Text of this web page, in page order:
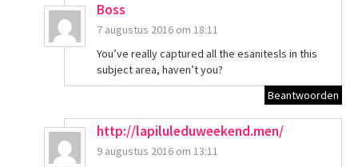
Boss
7 augustus 2016 om 18:11
You’ve really captured all the esanitesls in this
subject area, haven’t you?
Beantwoorden
http://lapiluleduweekend.men/
9 augustus 2016 om 13:11